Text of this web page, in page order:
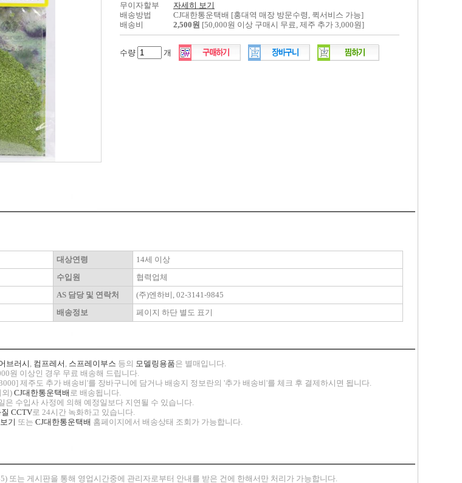
무이자할부
자세히 보기
배송방법
CJ대한통운택배 [홍대역 매장 방문수령, 퀵서비스 가능]
배송비
2,500원 [50,000원 이상 구매시 무료, 제주 추가 3,000원]
수량 개
대상연령
14세 이상
수입원
협력업체
AS 담당 및 연락처
(주)엔하비, 02-3141-9845
배송정보 페이지 하단 별도 표기
브러시, 컴프레서 , 스프레이부스 등의 모델링용품은 별매입니다.
원 이상인 경우 무료 배송해 드립니다.
제주도 추가 배송비'를 장바구니에 담거나 배송지 정보란의 '추가 배송비'를 체크 후 결제하시면 됩니다.
외) CJ대한통운택배 로 배송됩니다.
수입사 사정에 의해 예정일보다 지연될 수 있습니다.
CCTV로 24시간 녹화하고 있습니다.
기 또는 CJ대한통운택배 홈페이지에서 배송상태 조회가 가능합니다.
또는 게시판을 통해 영업시간중에 관리자로부터 안내를 받은 건에 한해서만 처리가 가능합니다.